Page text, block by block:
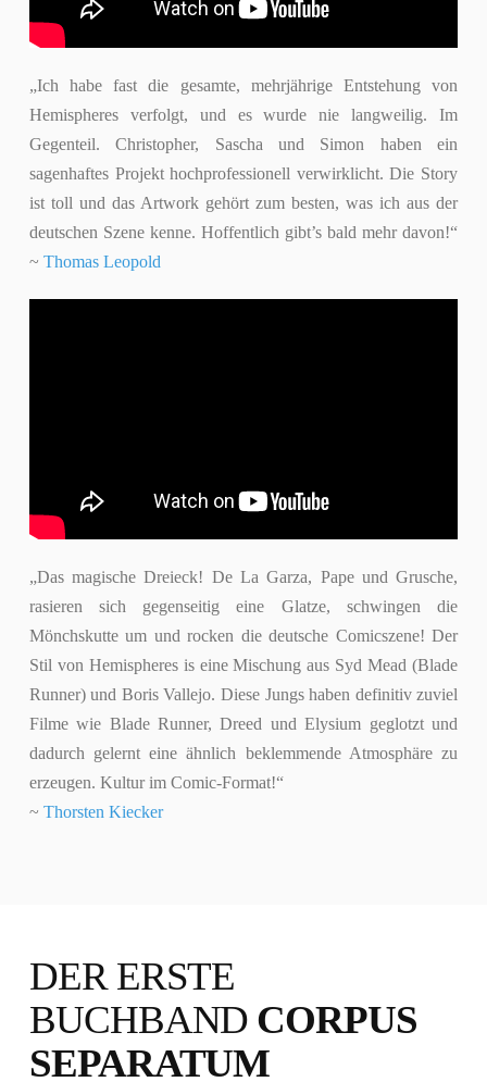
„Ich habe fast die gesamte, mehrjährige Entstehung von
Hemispheres verfolgt, und es wurde nie langweilig. Im
Gegenteil. Christopher, Sascha und Simon haben ein
sagenhaftes Projekt hochprofessionell verwirklicht. Die Story
ist toll und das Artwork gehört zum besten, was ich aus der
deutschen Szene kenne. Hoffentlich gibt’s bald mehr davon!“
~ Thomas Leopold
„Das magische Dreieck! De La Garza, Pape und Grusche,
rasieren sich gegenseitig eine Glatze, schwingen die
Mönchskutte um und rocken die deutsche Comicszene! Der
Stil von Hemispheres is eine Mischung aus Syd Mead (Blade
Runner) und Boris Vallejo. Diese Jungs haben definitiv zuviel
Filme wie Blade Runner, Dreed und Elysium geglotzt und
dadurch gelernt eine ähnlich beklemmende Atmosphäre zu
erzeugen. Kultur im Comic-Format!“
~ Thorsten Kiecker
DER ERSTE
BUCHBAND CORPUS
SEPARATUM